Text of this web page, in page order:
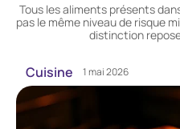
Tous les aliments présents
pas le même niveau de risque
distinction
Cuisine 1 mai 2026